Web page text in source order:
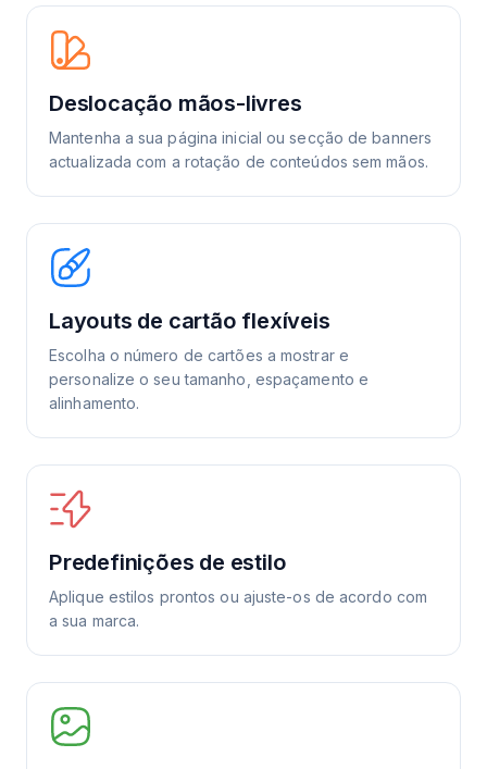
Deslocação mãos-livres
Mantenha a sua página inicial ou secção de banners
actualizada com a rotação de conteúdos sem mãos.
Layouts de cartão flexíveis
Escolha o número de cartões a mostrar e
personalize o seu tamanho, espaçamento e
alinhamento.
Predefinições de estilo
Aplique estilos prontos ou ajuste-os de acordo com
a sua marca.